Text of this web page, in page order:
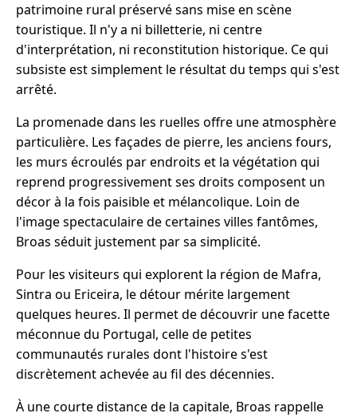
patrimoine rural préservé sans mise en scène
touristique. Il n'y a ni billetterie, ni centre
d'interprétation, ni reconstitution historique. Ce qui
subsiste est simplement le résultat du temps qui s'est
arrêté.
La promenade dans les ruelles offre une atmosphère
particulière. Les façades de pierre, les anciens fours,
les murs écroulés par endroits et la végétation qui
reprend progressivement ses droits composent un
décor à la fois paisible et mélancolique. Loin de
l'image spectaculaire de certaines villes fantômes,
Broas séduit justement par sa simplicité.
Pour les visiteurs qui explorent la région de Mafra,
Sintra ou Ericeira, le détour mérite largement
quelques heures. Il permet de découvrir une facette
méconnue du Portugal, celle de petites
communautés rurales dont l'histoire s'est
discrètement achevée au fil des décennies.
À une courte distance de la capitale, Broas rappelle